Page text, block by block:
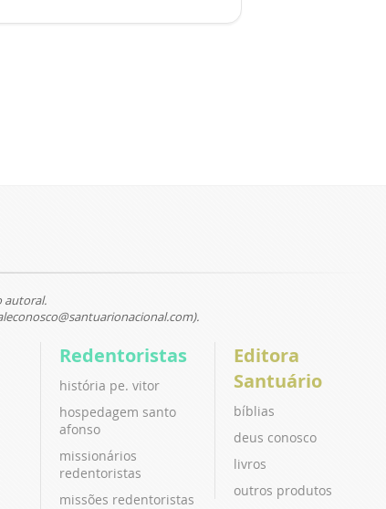
autoral.
Redentoristas
história pe. vitor
hospedagem santo
afonso
missionários
redentoristas
missões redentoristas
Editora
Santuário
bíblias
deus conosco
livros
outros produtos